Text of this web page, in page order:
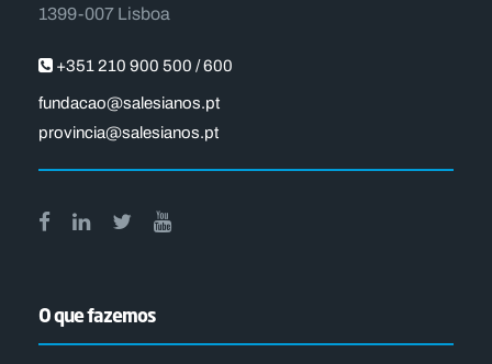
1399-007 Lisboa
+351 210 900 500 / 600
fundacao@salesianos.pt
provincia@salesianos.pt
O que fazemos